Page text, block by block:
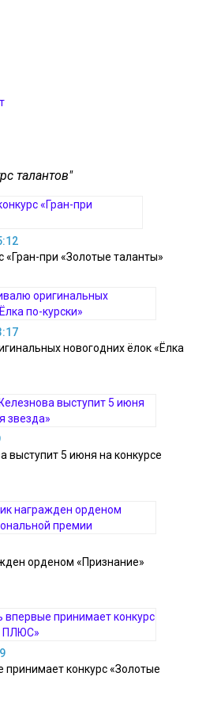
талантов"
«Гран-при «Золотые таланты»
новогодних ёлок «Ёлка
выступит 5 июня на конкурсе
орденом «Признание»
принимает конкурс «Золотые